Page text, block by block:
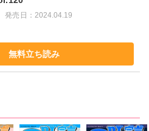
発売日： 2024.04.19
無料立ち読み